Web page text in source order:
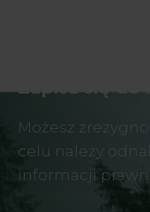
Zapisz się do
Możesz
celu należy
informacji